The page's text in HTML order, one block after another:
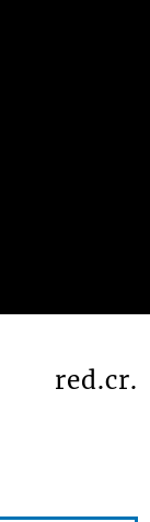
red.cr.